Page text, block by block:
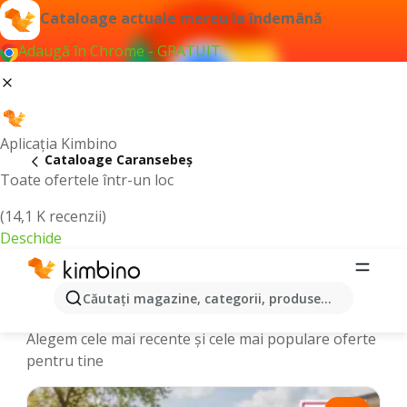
Cataloage actuale mereu la îndemână
Adaugă în Chrome - GRATUIT
Aplicația Kimbino
Toate ofertele într-un loc
(14,1 K recenzii)
Deschide
Căutaţi magazine, categorii, produse...
Cataloage Caransebeş
Cataloage și Oferte online -
Alegem cele mai recente şi cele mai populare oferte
pentru tine